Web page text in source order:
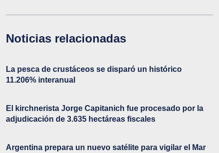
Noticias relacionadas
La pesca de crustáceos se disparó un histórico
11.206% interanual
El kirchnerista Jorge Capitanich fue procesado por la
adjudicación de 3.635 hectáreas fiscales
Argentina prepara un nuevo satélite para vigilar el Mar